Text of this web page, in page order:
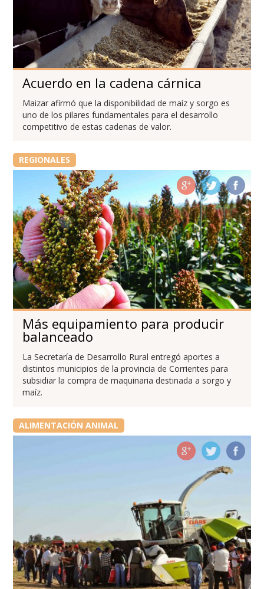
Acuerdo en la cadena cárnica
Maizar afirmó que la disponibilidad de maíz y sorgo es
uno de los pilares fundamentales para el desarrollo
competitivo de estas cadenas de valor.
REGIONALES
Más equipamiento para producir
balanceado
La Secretaría de Desarrollo Rural entregó aportes a
distintos municipios de la provincia de Corrientes para
subsidiar la compra de maquinaria destinada a sorgo y
maíz.
ALIMENTACIÓN ANIMAL